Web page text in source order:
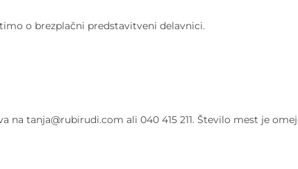
o brezplačni predstavitveni delavnici.
na tanja@rubirudi.com ali 040 415 211. Število mest je